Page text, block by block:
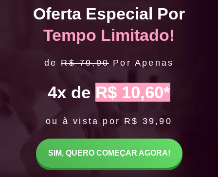
Oferta Especial Por
Tempo Limitado!
deR$ 79,90 Por Apenas
4x de R$ 10,60*
ou à vista por R$ 39,90
SIM, QUERO COMEÇAR AGORA!